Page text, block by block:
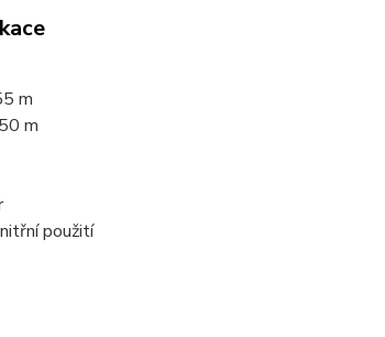
m
m
použití